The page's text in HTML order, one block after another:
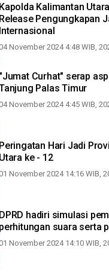
Kapolda Kalimantan
Release Pengungkapan
Internasional
November 2024 4:48 WIB,
"Jumat Curhat" serap
Palas Timur
November 2024 4:45 WIB,
Peringatan Hari Jadi
Utara ke - 12
November 2024 14:16 WIB,
DPRD hadiri simulasi pemungutan dan
perhitungan suara serta
November 2024 14:10 WIB,